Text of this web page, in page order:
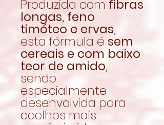
Produzida com fibras
longas, feno
timóteo e ervas,
esta fórmula é sem
cereais e com baixo
teor de amido,
sendo
especialmente
desenvolvida para
coelhos mais